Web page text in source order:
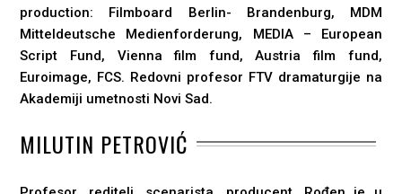
production: Filmboard Berlin- Brandenburg, MDM
Mitteldeutsche Medienforderung, MEDIA – European
Script Fund, Vienna film fund, Аustria film fund,
Euroimage, FCS. Redovni profesor FTV dramaturgije na
Akademiji umetnosti Novi Sad.
MILUTIN PETROVIĆ